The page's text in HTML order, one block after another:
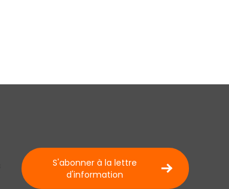
S'abonner à la lettre
d'information